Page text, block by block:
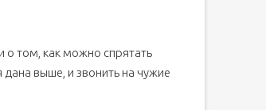
о том, как можно спрятать
выше, и звонить на чужие